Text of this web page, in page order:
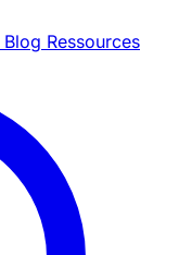
Blog Ressources